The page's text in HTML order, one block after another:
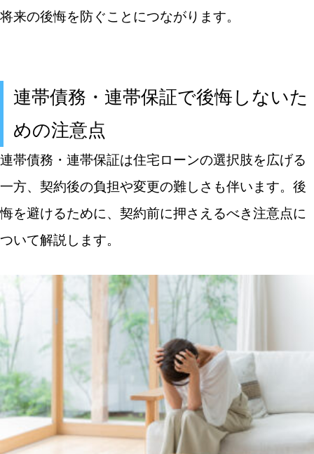
将来の後悔を防ぐことにつながります。
連帯債務・連帯保証で後悔しないた
めの注意点
連帯債務・連帯保証は住宅ローンの選択肢を広げる
一方、契約後の負担や変更の難しさも伴います。後
悔を避けるために、契約前に押さえるべき注意点に
ついて解説します。